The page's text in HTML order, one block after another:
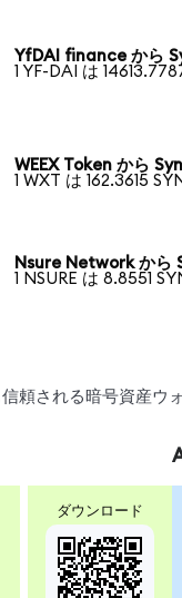
YfDAI finance から
1 YF-DAI は
WEEX Token から
1 WXT は 162.3615
Nsure Network から
1 NSURE は 8.8551
頼される暗号資産ウォ
ダウンロード